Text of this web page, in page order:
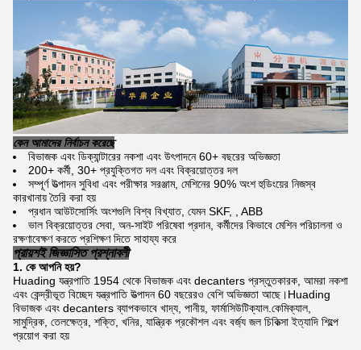
কেন আমাদের নির্বাচন করেছে
বিভাজক এবং ডিক্যান্টারের নকশা এবং উৎপাদনে 60+ বছরের অভিজ্ঞতা
200+ কর্মী, 30+ প্রযুক্তিগত দল এবং বিক্রয়োত্তর দল
সম্পূর্ণ উত্পাদন সুবিধা এবং পরীক্ষার সরঞ্জাম, মেশিনের 90% অংশ হুডিংয়ের নিজস্ব
কারখানায় তৈরি করা হয়
প্রধান আউটসোর্সিং অংশগুলি বিশ্ব বিখ্যাত, যেমন SKF, , ABB
ভাল বিক্রয়োত্তর সেবা, অন-সাইট পরিষেবা প্রদান, কর্মীদের কিভাবে মেশিন পরিচালনা ও
রক্ষণাবেক্ষণ করতে প্রশিক্ষণ দিতে সাহায্য করে
প্রায়শই জিজ্ঞাসিত প্রশ্নাবলী
1. কেআপনিহয়?
Huading যন্ত্রপাতি 1954 থেকে বিভাজক এবং decanters প্রস্তুতকারক, আমরা নকশা
এবং কেন্দ্রীভূত বিচ্ছেদ যন্ত্রপাতি উত্পাদন 60 বছরেরও বেশি অভিজ্ঞতা আছে।Huading
বিভাজক এবং decanters ব্যাপকভাবে খাদ্য, পানীয়, ফার্মাসিউটিক্যাল.কেমিক্যাল,
সামুদ্রিক, তেলক্ষেত্র, শক্তি, খনির, যান্ত্রিক প্রকৌশল এবং বর্জ্য জল চিকিত্সা ইত্যাদি শিল্পে
প্রয়োগ করা হয়